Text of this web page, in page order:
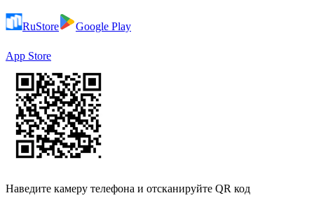
RuStore Google Play
App Store
Наведите камеру телефона и отсканируйте QR код